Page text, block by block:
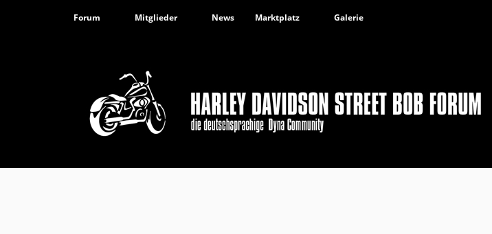
Forum Mitglieder News Marktplatz Galerie